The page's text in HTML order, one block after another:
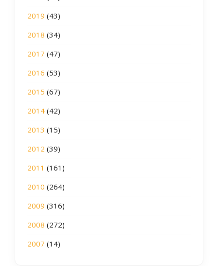
2019 (43)
2018 (34)
2017 (47)
2016 (53)
2015 (67)
2014 (42)
2013 (15)
2012 (39)
2011 (161)
2010 (264)
2009 (316)
2008 (272)
2007 (14)